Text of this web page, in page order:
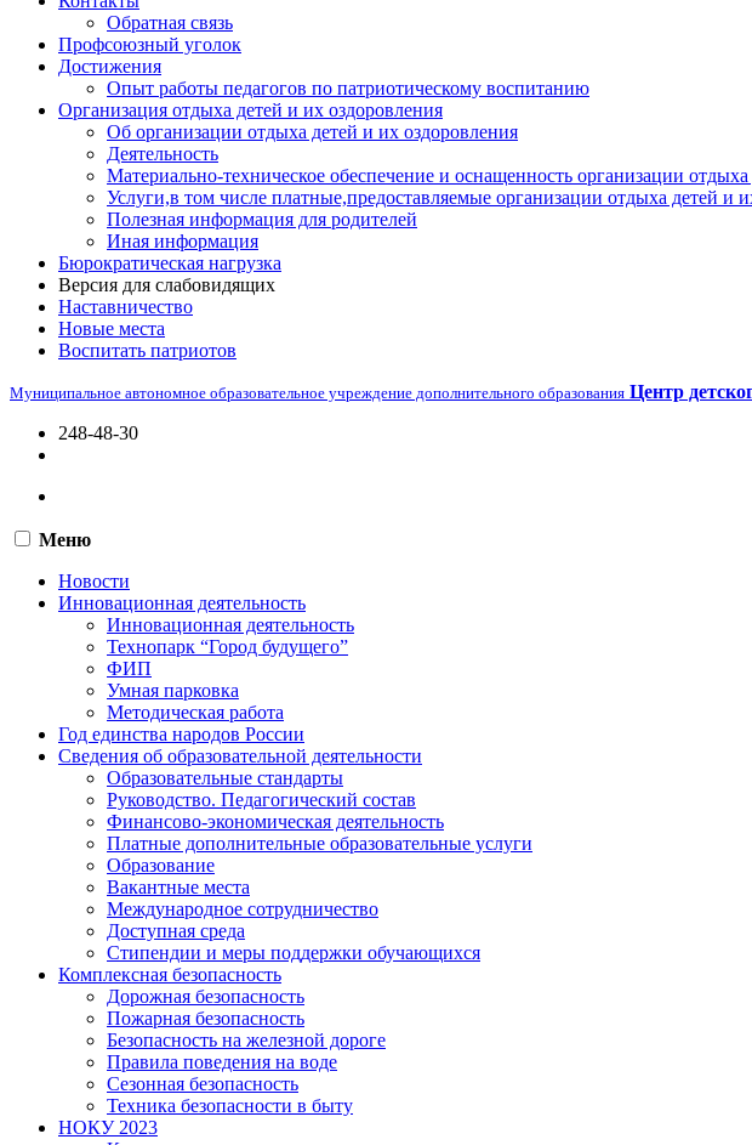
Обратная связь
Профсоюзный уголок
Достижения
Опыт работы педагогов по патриотическому воспитанию
Организация отдыха детей и их оздоровления
Об организации отдыха детей и их оздоровления
Деятельность
Материально-техническое обеспечение и оснащенность организации
Услуги,в том числе платные,предоставляемые организации отдыха детей и
Полезная информация для родителей
Иная информация
Бюрократическая нагрузка
Версия для слабовидящих
Наставничество
Новые места
Воспитать патриотов
Муниципальное автономное образовательное учреждение дополнительного образования Центр
248-48-30
Меню
Новости
Инновационная деятельность
Инновационная деятельность
Технопарк “Город будущего”
ФИП
Умная парковка
Методическая работа
Год единства народов России
Сведения об образовательной деятельности
Образовательные стандарты
Руководство. Педагогический состав
Финансово-экономическая деятельность
Платные дополнительные образовательные услуги
Образование
Вакантные места
Международное сотрудничество
Доступная среда
Стипендии и меры поддержки обучающихся
Комплексная безопасность
Дорожная безопасность
Пожарная безопасность
Безопасность на железной дороге
Правила поведения на воде
Сезонная безопасность
Техника безопасности в быту
НОКУ 2023